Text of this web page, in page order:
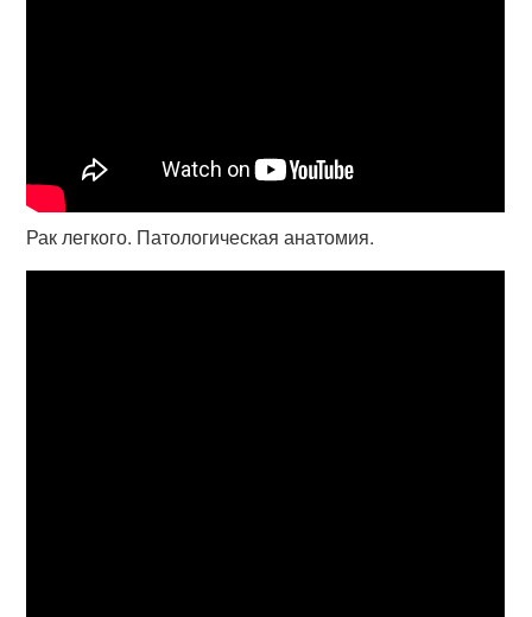
Рак легкого. Патологическая анатомия.